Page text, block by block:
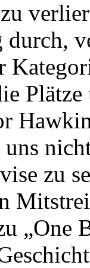
Plätze
uns
zu
„One